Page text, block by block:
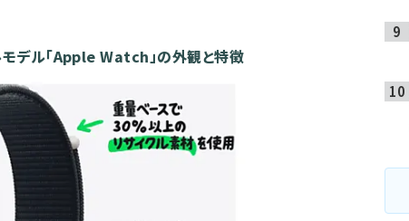
デル「Apple Watch」の外観と特徴